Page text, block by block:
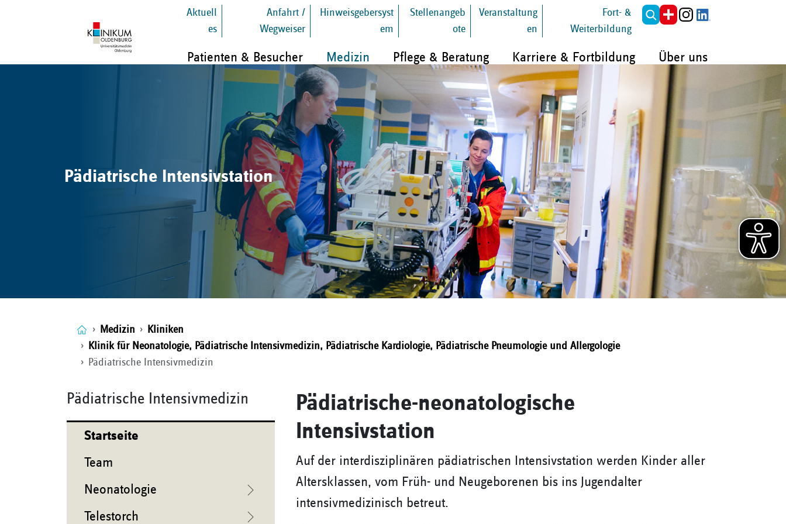
Aktuell
es
Anfahrt /
Wegweiser
Hinweisgebersyst
em
Stellenangeb
ote
Veranstaltung
en
Fort- &
Weiterbildung
Patienten & Besucher Medizin Pflege & Beratung Karriere & Fortbildung Über uns
Pädiatrische Intensivstation
Medizin
Kliniken
Klinik für Neonatologie, Pädiatrische Intensivmedizin, Pädiatrische Kardiologie, Pädiatrische Pneumologie und Allergologie
Pädiatrische Intensivmedizin
Pädiatrische Intensivmedizin
Startseite
Team
Neonatologie
Telestorch
Pädiatrische-neonatologische
Intensivstation
Auf der interdisziplinären pädiatrischen Intensivstation werden Kinder aller
Altersklassen, vom Früh- und Neugeborenen bis ins Jugendalter
intensivmedizinisch betreut.